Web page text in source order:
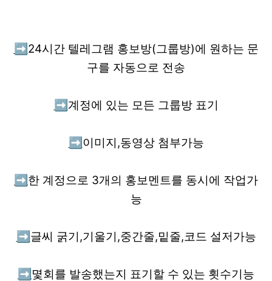
➡️ 24시간 텔레그램 홍보방(그룹방)에 원하는 문
구를 자동으로 전송
➡️ 계정에 있는 모든 그룹방 표기
➡️ 이미지,동영상 첨부가능
➡️ 한 계정으로 3개의 홍보멘트를 동시에 작업가
능
➡️ 글씨 굵기,기울기,중간줄,밑줄,코드 설저가능
➡️ 몇회를 발송했는지 표기할 수 있는 횟수기능